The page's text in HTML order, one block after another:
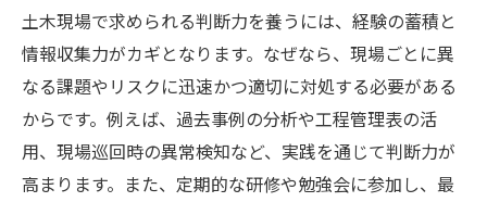
土木現場で求められる判断力を養うには、経験の蓄積と
情報収集力がカギとなります。なぜなら、現場ごとに異
なる課題やリスクに迅速かつ適切に対処する必要がある
からです。例えば、過去事例の分析や工程管理表の活
用、現場巡回時の異常検知など、実践を通じて判断力が
高まります。また、定期的な研修や勉強会に参加し、最